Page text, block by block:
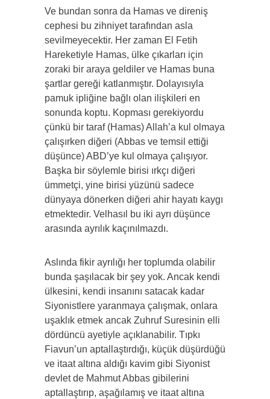
Ve bundan sonra da Hamas ve direniş
cephesi bu zihniyet tarafından asla
sevilmeyecektir. Her zaman El Fetih
Hareketiyle Hamas, ülke çıkarları için
zoraki bir araya geldiler ve Hamas buna
şartlar gereği katlanmıştır. Dolayısıyla
pamuk ipliğine bağlı olan ilişkileri en
sonunda koptu. Kopması gerekiyordu
çünkü bir taraf (Hamas) Allah’a kul olmaya
çalışırken diğeri (Abbas ve temsil ettiği
düşünce) ABD’ye kul olmaya çalışıyor.
Başka bir söylemle birisi ırkçı diğeri
ümmetçi, yine birisi yüzünü sadece
dünyaya dönerken diğeri ahir hayatı kaygı
etmektedir. Velhasıl bu iki ayrı düşünce
arasında ayrılık kaçınılmazdı.
Aslında fikir ayrılığı her toplumda olabilir
bunda şaşılacak bir şey yok. Ancak kendi
ülkesini, kendi insanını satacak kadar
Siyonistlere yaranmaya çalışmak, onlara
uşaklık etmek ancak Zuhruf Suresinin elli
dördüncü ayetiyle açıklanabilir. Tıpkı
Fiavun’un aptallaştırdığı, küçük düşürdüğü
ve itaat altına aldığı kavim gibi Siyonist
devlet de Mahmut Abbas gibilerini
aptallaştırıp, aşağılamış ve itaat altına